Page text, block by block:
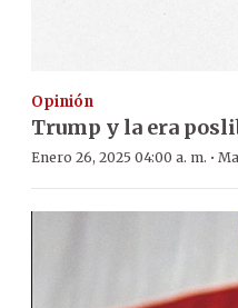
Opinión
Trump y la era
Enero 26, 2025 04:00 a. m. ·